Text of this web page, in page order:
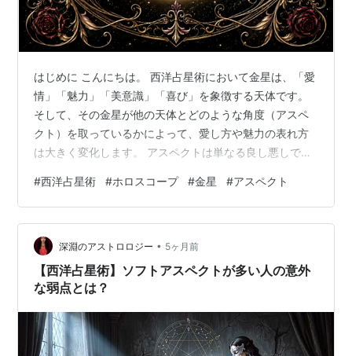
はじめに こんにちは。 西洋占星術において金星は、「愛
情」「魅力」「美意識」「喜び」を象徴する天体です。
そして、その金星が他の天体とどのような角度（アスペ
クト）を取っているかによって、愛し方や魅力の表れ方
は大きく変化します。 アスペクトは単なる良し悪しでは
ます。 本記事では、太陽から冥王星までの各天体・セレ
スをはじめとする小惑星・アングルなどの感受点と金星
のアスペクトについて、合（0度）・イージーアスペク
ト・ハードアスペクトに分けて解説いたします。 ※太
陽・水星と金星は一定の度数以上は離れないため、こち
らの天体同士は該当するアスペクトのみ扱っ…
#西洋占星術 #ホロスコープ #金星 #アスペクト
深淵のアストロロジー • 5ヶ月前
【西洋占星術】ソフトアスペクトが多い人の意外
な弱点とは？